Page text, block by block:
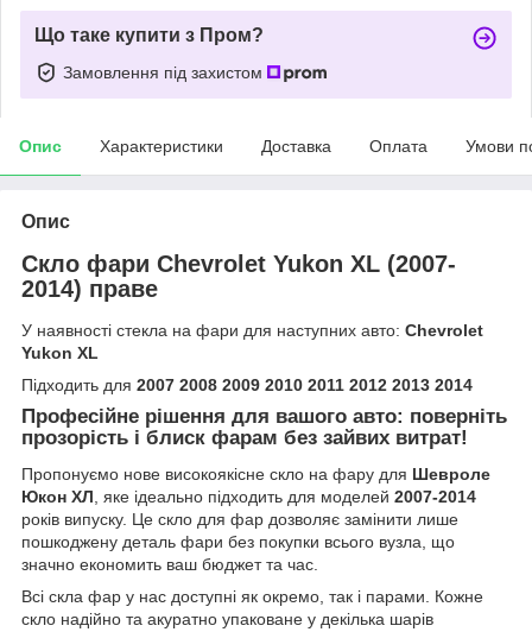
Що таке купити з Пром?
Замовлення під захистом
Опис Характеристики Доставка Оплата Умови
Опис
Скло фари Chevrolet Yukon XL (2007-
2014) праве
У наявності стекла на фари для наступних авто: Chevrolet
Yukon XL
Підходить для 2007 2008 2009 2010 2011 2012 2013 2014
Професійне рішення для вашого авто: поверніть
прозорість і блиск фарам без зайвих витрат!
Пропонуємо нове високоякісне скло на фару для Шевроле
Юкон ХЛ, яке ідеально підходить для моделей 2007-2014
років випуску. Це скло для фар дозволяє замінити лише
пошкоджену деталь фари без покупки всього вузла, що
значно економить ваш бюджет та час.
Всі скла фар у нас доступні як окремо, так і парами. Кожне
скло надійно та акуратно упаковане у декілька шарів